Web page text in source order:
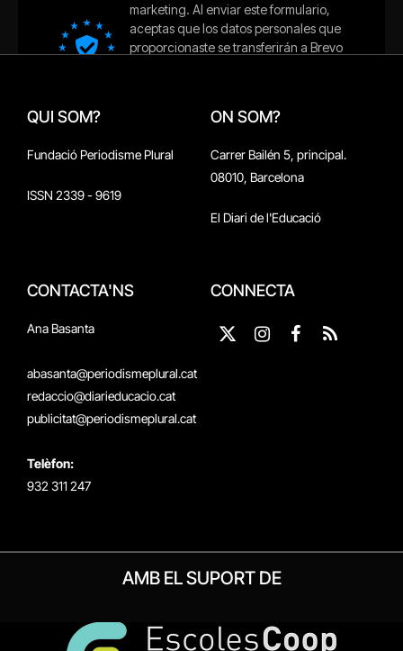
QUI SOM?
Fundació Periodisme Plural
ISSN 2339 - 9619
ON SOM?
Carrer Bailén 5, principal.
08010, Barcelona
El Diari de l'Educació
CONTACTA'NS
Ana Basanta
abasanta@periodismeplural.cat
redaccio@diarieducacio.cat
publicitat@periodismeplural.cat
Telèfon:
932 311 247
CONNECTA
X
Instagram
Facebook
RSS
AMB EL SUPORT DE